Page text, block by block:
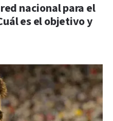
nacional para el
es el objetivo y